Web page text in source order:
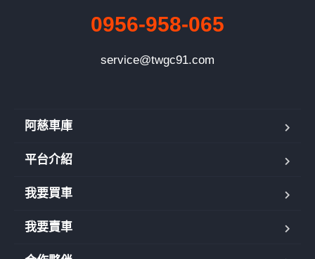
0956-958-065
service@twgc91.com
阿慈車庫
平台介紹
我要買車
我要賣車